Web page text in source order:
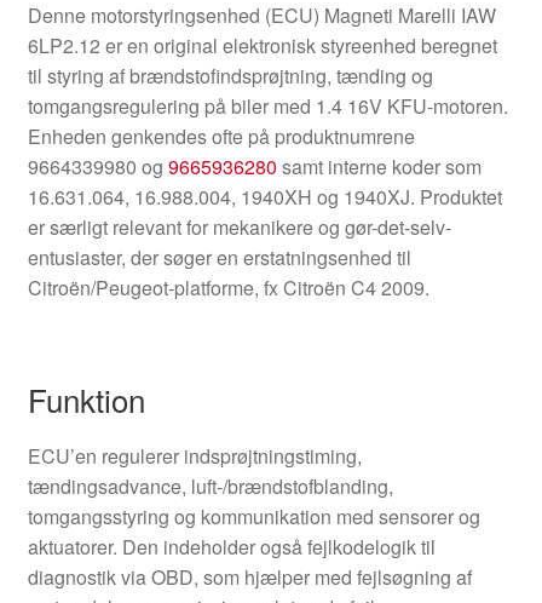
Denne motorstyringsenhed (ECU) Magneti Marelli IAW
6LP2.12 er en original elektronisk styreenhed beregnet
til styring af brændstofindsprøjtning, tænding og
tomgangsregulering på biler med 1.4 16V KFU-motoren.
Enheden genkendes ofte på produktnumrene
9664339980 og 9665936280 samt interne koder som
16.631.064, 16.988.004, 1940XH og 1940XJ. Produktet
er særligt relevant for mekanikere og gør-det-selv-
entusiaster, der søger en erstatningsenhed til
Citroën/Peugeot-platforme, fx Citroën C4 2009.
Funktion
ECU’en regulerer indsprøjtningstiming,
tændingsadvance, luft-/brændstofblanding,
tomgangsstyring og kommunikation med sensorer og
aktuatorer. Den indeholder også fejlkodelogik til
diagnostik via OBD, som hjælper med fejlsøgning af